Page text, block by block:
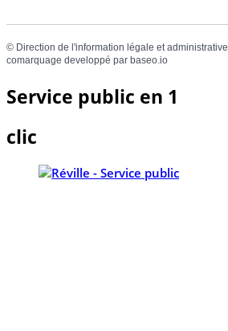
© Direction de l'information légale et administrative
comarquage developpé par baseo.io
Service public en 1
clic